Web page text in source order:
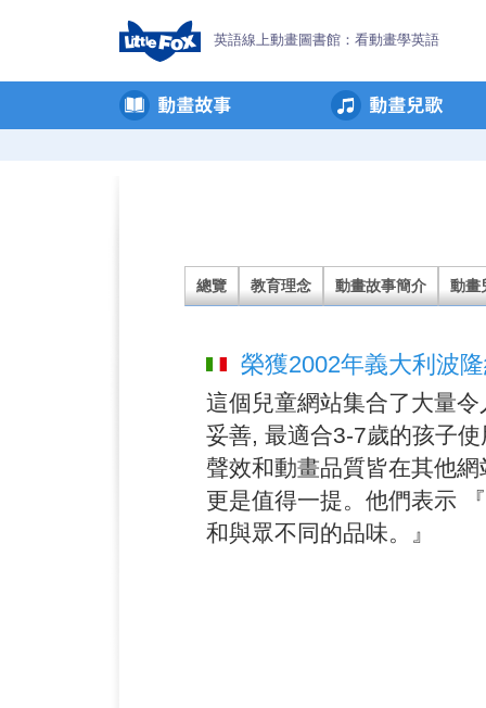
英語線上動畫圖書館：看動畫學英語
總覽 教育理念 動畫故事簡介 動畫
榮獲2002年義大利波
這個兒童網站集合了大量
妥善, 最適合3-7歲的孩子
聲效和動畫品質皆在其他
更是值得一提。他們表示
和與眾不同的品味。』